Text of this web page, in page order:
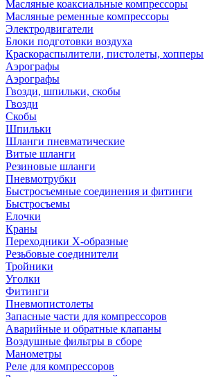
Масляные коаксиальные компрессоры
Масляные ременные компрессоры
Электродвигатели
Блоки подготовки воздуха
Краскораспылители, пистолеты, хопперы
Аэрографы
Аэрографы
Гвозди, шпильки, скобы
Гвозди
Скобы
Шпильки
Шланги пневматические
Витые шланги
Резиновые шланги
Пневмотрубки
Быстросъемные соединения и фитинги
Быстросъемы
Елочки
Краны
Переходники Х-образные
Резьбовые соединители
Тройники
Уголки
Фитинги
Пневмопистолеты
Запасные части для компрессоров
Аварийные и обратные клапаны
Воздушные фильтры в сборе
Манометры
Реле для компрессоров